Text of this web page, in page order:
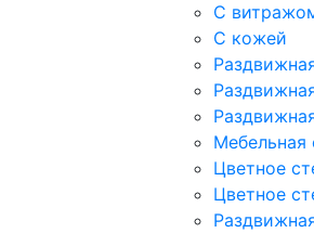
С
С кожей
Мебельная
Цветное
Цветное